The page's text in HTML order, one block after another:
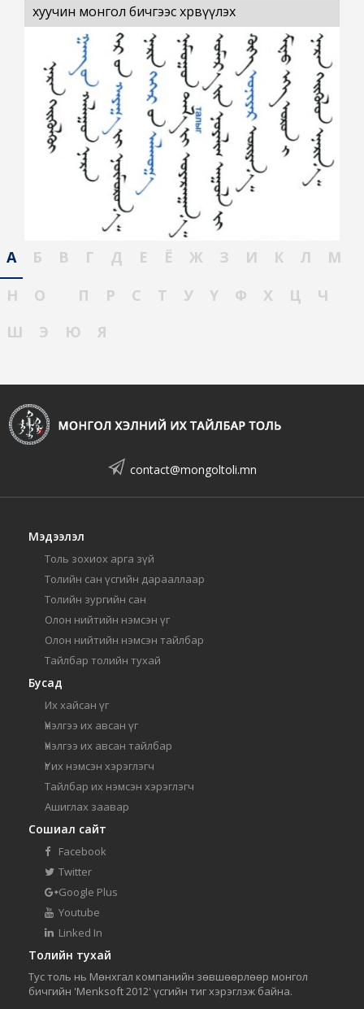
хуучин монгол бичгээс хөрвүүлэх
А Б В Г Д Е Ё Ж З И К Л
М
Н
О П Р С Т У Ү Ф Х Ц
Ч
Ш
Э Ю Я
contact@mongoltoli.mn
Мэдээлэл
Толь зохиох арга зүй
Толийн сан үсгийн дарааллаар
Толийн зургийн сан
Олон нийтийн нэмсэн үг
Олон нийтийн нэмсэн тайлбар
Тайлбар толийн тухай
Бусад
Их хайсан үг
Үнэлгээ их авсан үг
Үнэлгээ их авсан тайлбар
Үг их нэмсэн хэрэглэгч
Тайлбар их нэмсэн хэрэглэгч
Ашиглах заавар
Сошиал сайт
Facebook
Twitter
Google Plus
Youtube
Linked In
Толийн тухай
Тус толь нь Мөнхгал компанийн зөвшөөрлөөр монгол
бичгийн 'Menksoft 2012' үсгийн тиг хэрэглэж байна.